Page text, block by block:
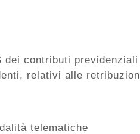
dei contributi
relativi alle
telematiche